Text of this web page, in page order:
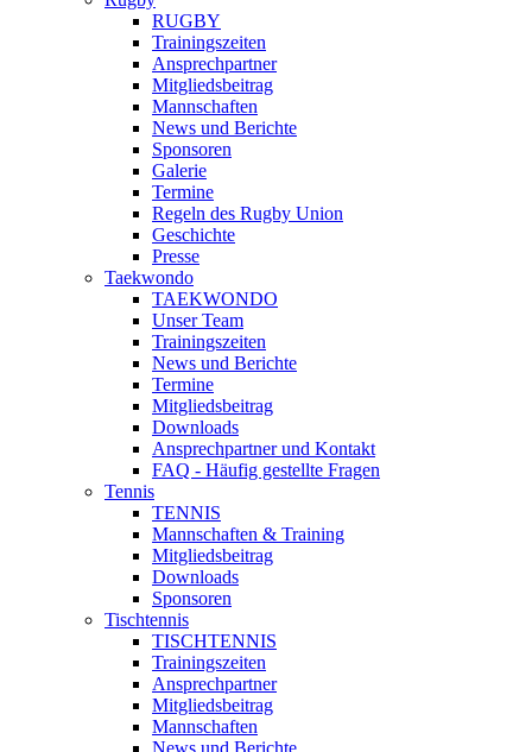
RUGBY
Trainingszeiten
Ansprechpartner
Mitgliedsbeitrag
Mannschaften
News und Berichte
Sponsoren
Galerie
Termine
Regeln des Rugby Union
Geschichte
Presse
Taekwondo
TAEKWONDO
Unser Team
Trainingszeiten
News und Berichte
Termine
Mitgliedsbeitrag
Downloads
Ansprechpartner und Kontakt
FAQ - Häufig gestellte Fragen
Tennis
TENNIS
Mannschaften & Training
Mitgliedsbeitrag
Downloads
Sponsoren
Tischtennis
TISCHTENNIS
Trainingszeiten
Ansprechpartner
Mitgliedsbeitrag
Mannschaften
News und Berichte